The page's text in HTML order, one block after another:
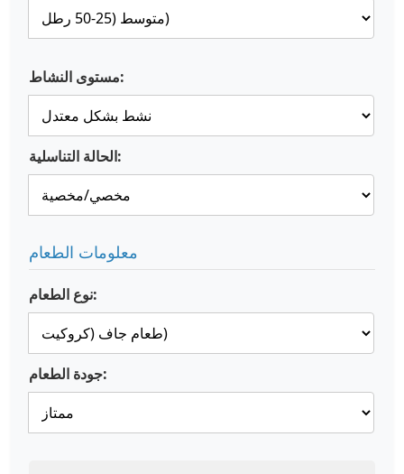
مستوى النشاط:
الحالة التناسلية:
معلومات الطعام
نوع الطعام:
جودة الطعام: